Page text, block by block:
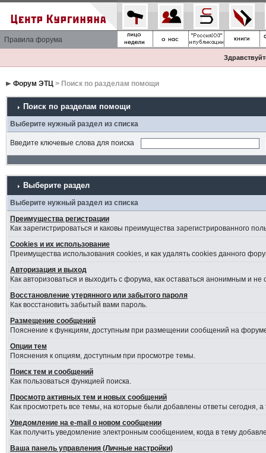
Правила форума
Форум ЭТЦ> Поиск по разделам помощи
Поиск по разделам помощи
Выберите нужный раздел из списка
Введите ключевые слова для поиска
Выберите раздел
Выберите нужный раздел из списка
Преимущества регистрации
Как зарегистрироваться и каковы преимущества зарегистрированного
Cookies и их использование
Преимущества использования cookies, и как удалять cookies данного
Авторизация и выход
Как авторизоваться и выходить с форума, как оставаться анонимным и
Восстановление утерянного или забытого пароля
Как восстановить забытый вами пароль.
Размещение сообщений
Пояснение к функциям, доступным при размещении сообщений на
Опции тем
Пояснения к опциям, доступным при просмотре темы.
Поиск тем и сообщений
Как пользоваться функцией поиска.
Просмотр активных тем и новых сообщений
Как просмотреть все темы, на которые были добавлены ответы сегодня,
Уведомление на е-mail о новом сообщении
Как получить уведомление электронным сообщением, когда в тему
Ваша панель управления (Личные настройки)